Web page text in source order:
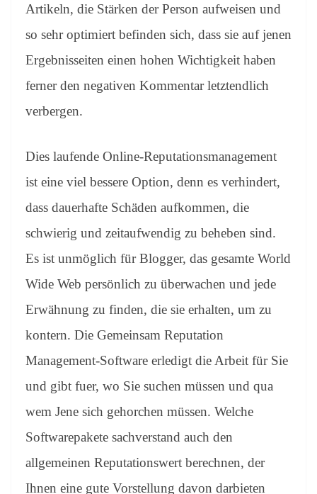
Artikeln, die Stärken der Person aufweisen und
so sehr optimiert befinden sich, dass sie auf jenen
Ergebnisseiten einen hohen Wichtigkeit haben
ferner den negativen Kommentar letztendlich
verbergen.
Dies laufende Online-Reputationsmanagement
ist eine viel bessere Option, denn es verhindert,
dass dauerhafte Schäden aufkommen, die
schwierig und zeitaufwendig zu beheben sind.
Es ist unmöglich für Blogger, das gesamte World
Wide Web persönlich zu überwachen und jede
Erwähnung zu finden, die sie erhalten, um zu
kontern. Die Gemeinsam Reputation
Management-Software erledigt die Arbeit für Sie
und gibt fuer, wo Sie suchen müssen und qua
wem Jene sich gehorchen müssen. Welche
Softwarepakete sachverstand auch den
allgemeinen Reputationswert berechnen, der
Ihnen eine gute Vorstellung davon darbieten